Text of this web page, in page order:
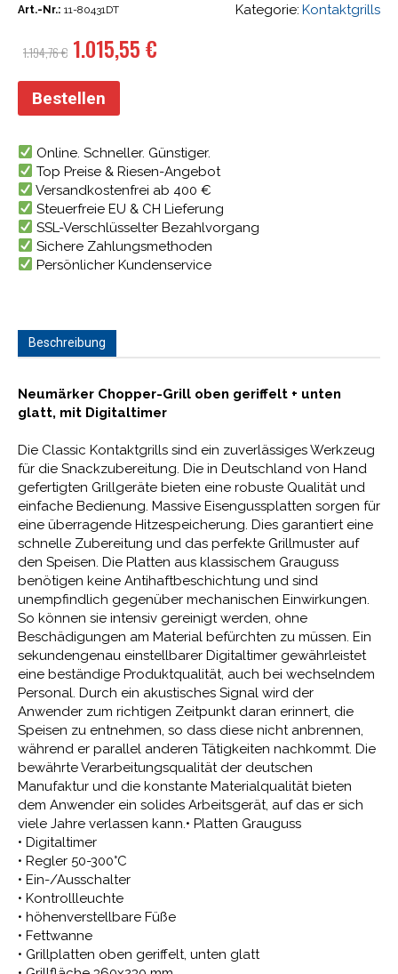
Art.-Nr.: 11-80431DT Kategorie: Kontaktgrills
1.194,76€ Ursprünglicher
Preis
war:
1.194,76 €
1.015,55€
Bestellen
Online. Schneller. Günstiger.
Top Preise & Riesen-Angebot
Versandkostenfrei ab 400 €
Steuerfreie EU & CH Lieferung
SSL-Verschlüsselter Bezahlvorgang
Sichere Zahlungsmethoden
Persönlicher Kundenservice
Beschreibung
Neumärker Chopper-Grill oben geriffelt + unten
glatt, mit Digitaltimer
Die Classic Kontaktgrills sind ein zuverlässiges Werkzeug
für die Snackzubereitung. Die in Deutschland von Hand
gefertigten Grillgeräte bieten eine robuste Qualität und
einfache Bedienung. Massive Eisengussplatten sorgen für
eine überragende Hitzespeicherung. Dies garantiert eine
schnelle Zubereitung und das perfekte Grillmuster auf
den Speisen. Die Platten aus klassischem Grauguss
benötigen keine Antihaftbeschichtung und sind
unempfindlich gegenüber mechanischen Einwirkungen.
So können sie intensiv gereinigt werden, ohne
Beschädigungen am Material befürchten zu müssen. Ein
sekundengenau einstellbarer Digitaltimer gewährleistet
eine beständige Produktqualität, auch bei wechselndem
Personal. Durch ein akustisches Signal wird der
Anwender zum richtigen Zeitpunkt daran erinnert, die
Speisen zu entnehmen, so dass diese nicht anbrennen,
während er parallel anderen Tätigkeiten nachkommt. Die
bewährte Verarbeitungsqualität der deutschen
Manufaktur und die konstante Materialqualität bieten
dem Anwender ein solides Arbeitsgerät, auf das er sich
viele Jahre verlassen kann.• Platten Grauguss
• Digitaltimer
• Regler 50-300°C
• Ein-/Ausschalter
• Kontrollleuchte
• höhenverstellbare Füße
• Fettwanne
• Grillplatten oben geriffelt, unten glatt